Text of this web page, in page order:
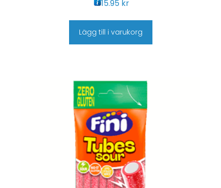
15.95 kr
Lägg till i varukorg